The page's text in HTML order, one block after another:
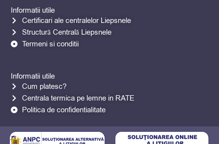
Informatii utile
Cum platesc?
Centrala termica pe lemne in RATE
Politica de confidentialitate
b
o
o
a
g
u
Informatii utile
Certificari ale centralelor Liepsnele
Structură Centrală Liepsnele
Termeni si conditii